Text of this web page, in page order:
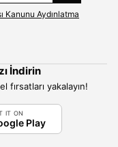
Kanunu Aydınlatma
İndirin
fırsatları yakalayın!
IT ON
Play